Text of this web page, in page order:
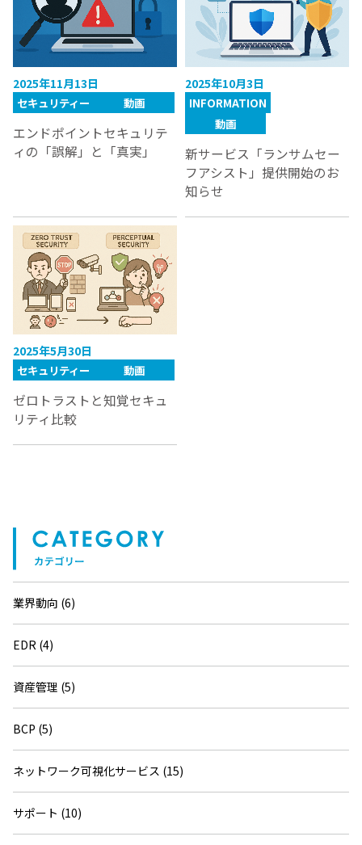
2025年11月13日
セキュリティー
動画
エンドポイントセキュリテ
ィの「誤解」と「真実」
2025年10月3日
INFORMATION
動画
新サービス「ランサムセー
フアシスト」提供開始のお
知らせ
2025年5月30日
セキュリティー
動画
ゼロトラストと知覚セキュ
リティ比較
業界動向 (6)
EDR (4)
資産管理 (5)
BCP (5)
ネットワーク可視化サービス (15)
サポート (10)